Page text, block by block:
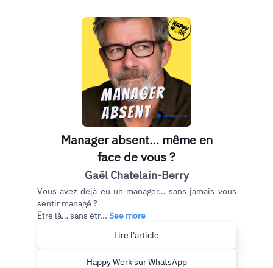
Manager absent… même en
face de vous ?
Gaël Chatelain-Berry
Vous avez déjà eu un manager… sans jamais vous
sentir managé ?
Être là… sans êtr... See more
Lire l'article
Happy Work sur WhatsApp